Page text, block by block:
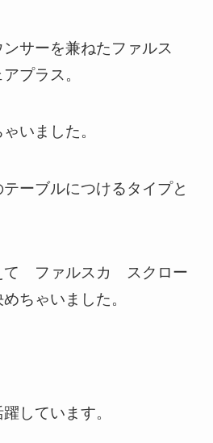
サーを兼ねたファルス
プラス。
いました。
ーブルにつけるタイプと
て ファルスカ スクロー
ちゃいました。
しています。